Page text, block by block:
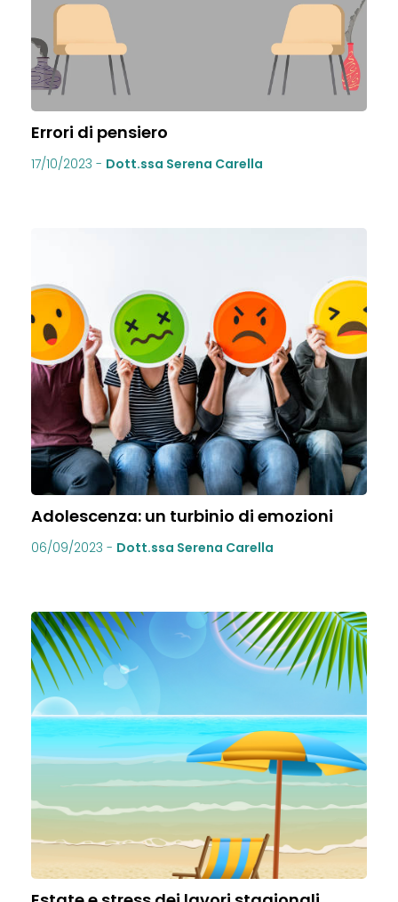
Errori di pensiero
17/10/2023 - Dott.ssa Serena Carella
Adolescenza: un turbinio di emozioni
06/09/2023 - Dott.ssa Serena Carella